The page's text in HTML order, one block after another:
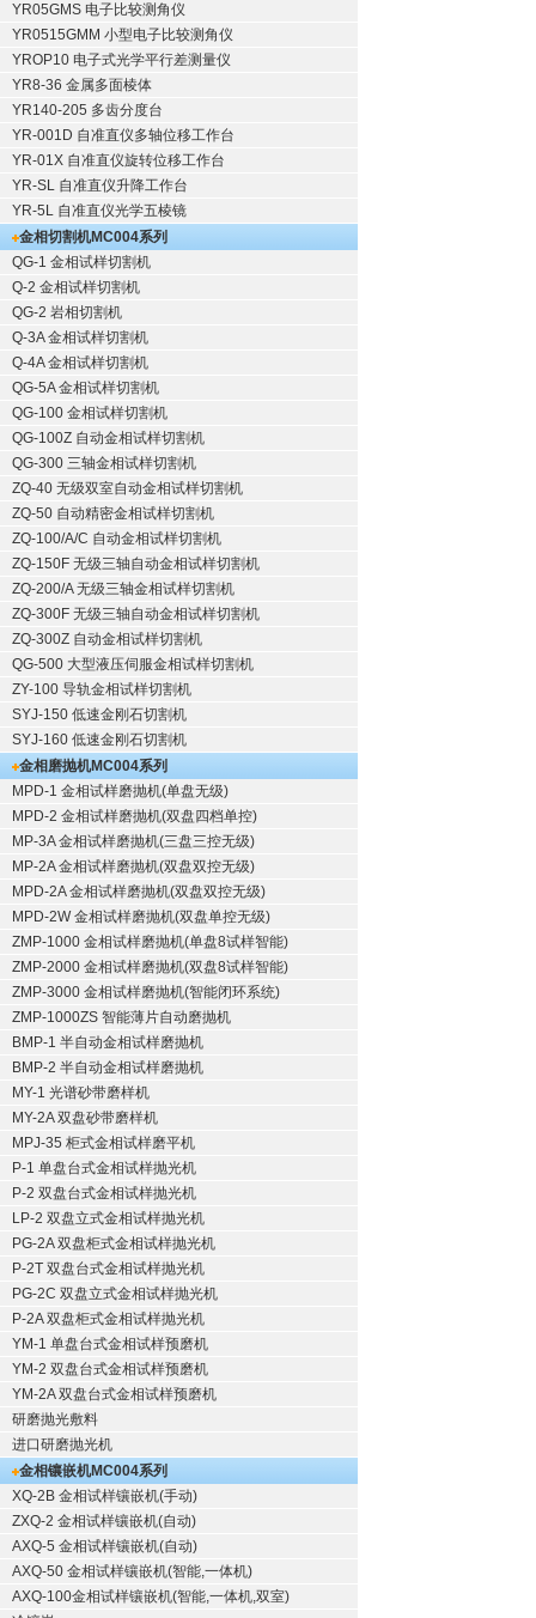
YR05GMS 电子比较测角仪
YR0515GMM 小型电子比较测角仪
YROP10 电子式光学平行差测量仪
YR8-36 金属多面棱体
YR140-205 多齿分度台
YR-001D 自准直仪多轴位移工作台
YR-01X 自准直仪旋转位移工作台
YR-SL 自准直仪升降工作台
YR-5L 自准直仪光学五棱镜
金相切割机MC004系列
QG-1 金相试样切割机
Q-2 金相试样切割机
QG-2 岩相切割机
Q-3A 金相试样切割机
Q-4A 金相试样切割机
QG-5A 金相试样切割机
QG-100 金相试样切割机
QG-100Z 自动金相试样切割机
QG-300 三轴金相试样切割机
ZQ-40 无级双室自动金相试样切割机
ZQ-50 自动精密金相试样切割机
ZQ-100/A/C 自动金相试样切割机
ZQ-150F 无级三轴自动金相试样切割机
ZQ-200/A 无级三轴金相试样切割机
ZQ-300F 无级三轴自动金相试样切割机
ZQ-300Z 自动金相试样切割机
QG-500 大型液压伺服金相试样切割机
ZY-100 导轨金相试样切割机
SYJ-150 低速金刚石切割机
SYJ-160 低速金刚石切割机
金相磨抛机MC004系列
MPD-1 金相试样磨抛机(单盘无级)
MPD-2 金相试样磨抛机(双盘四档单控)
MP-3A 金相试样磨抛机(三盘三控无级)
MP-2A 金相试样磨抛机(双盘双控无级)
MPD-2A 金相试样磨抛机(双盘双控无级)
MPD-2W 金相试样磨抛机(双盘单控无级)
ZMP-1000 金相试样磨抛机(单盘8试样智能)
ZMP-2000 金相试样磨抛机(双盘8试样智能)
ZMP-3000 金相试样磨抛机(智能闭环系统)
ZMP-1000ZS 智能薄片自动磨抛机
BMP-1 半自动金相试样磨抛机
BMP-2 半自动金相试样磨抛机
MY-1 光谱砂带磨样机
MY-2A 双盘砂带磨样机
MPJ-35 柜式金相试样磨平机
P-1 单盘台式金相试样抛光机
P-2 双盘台式金相试样抛光机
LP-2 双盘立式金相试样抛光机
PG-2A 双盘柜式金相试样抛光机
P-2T 双盘台式金相试样抛光机
PG-2C 双盘立式金相试样抛光机
P-2A 双盘柜式金相试样抛光机
YM-1 单盘台式金相试样预磨机
YM-2 双盘台式金相试样预磨机
YM-2A 双盘台式金相试样预磨机
研磨抛光敷料
进口研磨抛光机
金相镶嵌机MC004系列
XQ-2B 金相试样镶嵌机(手动)
ZXQ-2 金相试样镶嵌机(自动)
AXQ-5 金相试样镶嵌机(自动)
AXQ-50 金相试样镶嵌机(智能,一体机)
AXQ-100金相试样镶嵌机(智能,一体机,双室)